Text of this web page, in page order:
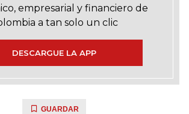
empresarial y financiero de
a tan solo un clic
DESCARGUE LA APP
GUARDAR